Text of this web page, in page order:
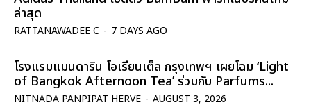
ล่าสุด
RATTANAWADEE C - 7 DAYS AGO
โรงแรมแมนดาริน โอเรียนเต็ล กรุงเทพฯ เผยโฉม ‘Light
of Bangkok Afternoon Tea’ ร่วมกับ Parfums...
NITNADA PANPIPAT HERVE - AUGUST 3, 2026